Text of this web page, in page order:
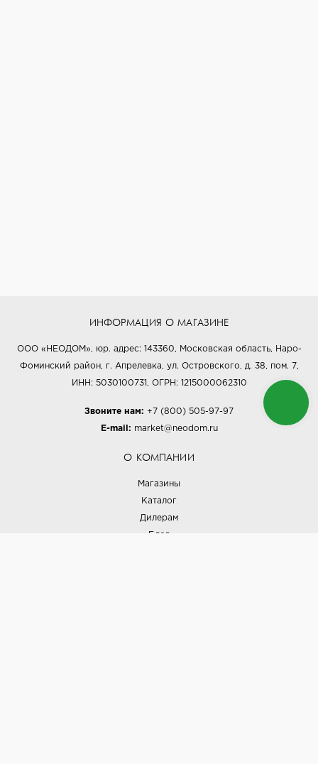
ИНФОРМАЦИЯ О МАГАЗИНЕ
ООО «НЕОДОМ», юр. адрес: 143360, Московская область, Наро-
Фоминский район, г. Апрелевка, ул. Островского, д. 38, пом. 7,
ИНН: 5030100731, ОГРН: 1215000062310
Звоните нам: +7 (800) 505-97-97
E-mail: market@neodom.ru
О КОМПАНИИ
Магазины
Каталог
Дилерам
Блог